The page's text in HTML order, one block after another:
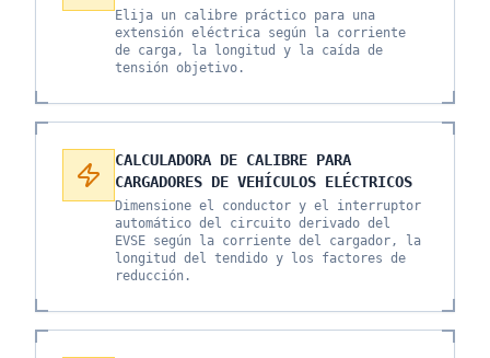
Elija un calibre práctico para una
extensión eléctrica según la corriente
de carga, la longitud y la caída de
tensión objetivo.
CALCULADORA DE CALIBRE PARA
CARGADORES DE VEHÍCULOS ELÉCTRICOS
Dimensione el conductor y el interruptor
automático del circuito derivado del
EVSE según la corriente del cargador, la
longitud del tendido y los factores de
reducción.